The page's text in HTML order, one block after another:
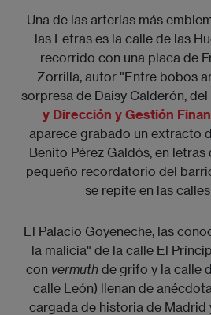
Una de las arterias más
las Letras es la calle de las
recorrido con una placa de
Zorrilla, autor "Entre bobos
sorpresa de Daisy Calderón, del
y Dirección y Gestión
aparece grabado un extracto
Benito Pérez Galdós, en letras
pequeño recordatorio del
se repite en las
El Palacio Goyeneche, las
la malicia" de la calle El
con vermuthde grifo y la calle
calle León) llenan de
cargada de historia de Madrid